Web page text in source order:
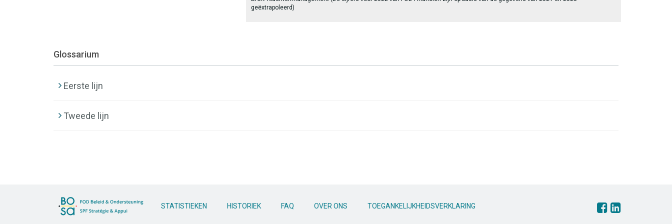
geëxtrapoleerd)
Glossarium
Eerste lijn
Tweede lijn
STATISTIEKEN HISTORIEK FAQ OVER ONS TOEGANKELIJKHEIDSVERKLARING